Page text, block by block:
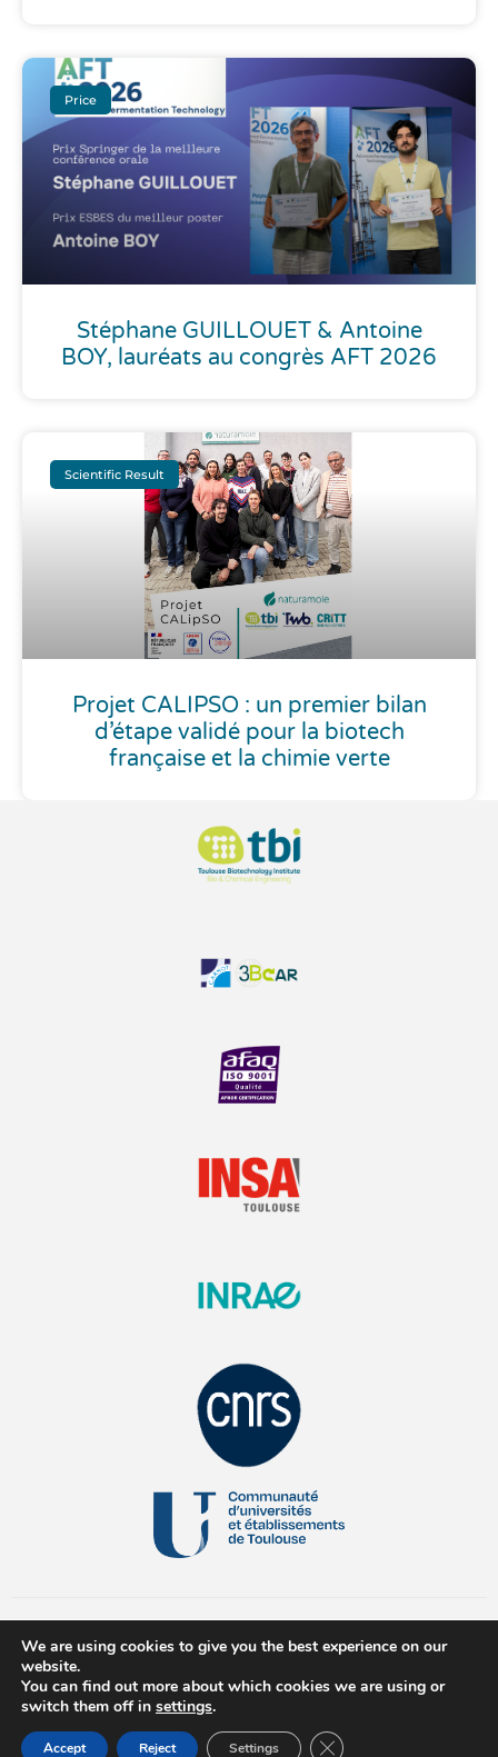
Price
Stéphane GUILLOUET & Antoine
BOY, lauréats au congrès AFT 2026
Scientific Result
Projet CALIPSO : un premier bilan
d’étape validé pour la biotech
française et la chimie verte
© 2026 All Rights Reserved
We are using cookies to give you the best experience on our
website.
You can find out more about which cookies we are using or
switch them off in settings.
Accept Reject Settings Close GDPR Cookie